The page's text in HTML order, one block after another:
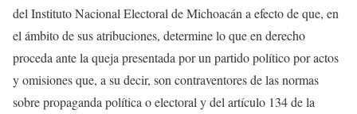
del Instituto Nacional Electoral de Michoacán a efecto de que, en
el ámbito de sus atribuciones, determine lo que en derecho
proceda ante la queja presentada por un partido político por actos
y omisiones que, a su decir, son contraventores de las normas
sobre propaganda política oelectoral y del artículo 134 de la